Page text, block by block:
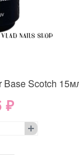
Base Scotch
₽